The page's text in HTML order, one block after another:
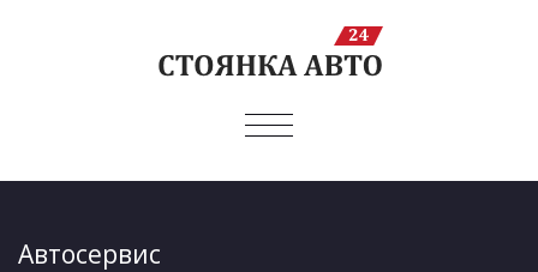
ПОКАЗАТЬ/
Автосервис